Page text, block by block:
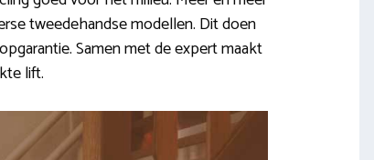
tweedehandse modellen. Dit doen
Samen met de expert maakt
lift.